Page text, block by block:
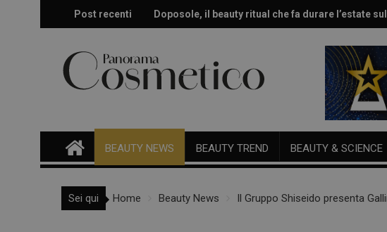
Post recenti Doposole, il beauty ritual che fa durare l’estate
Effetto glow immediato e modulabile per viso e
BEAUTY NEWS BEAUTY TREND BEAUTY & SCIENCE
Sei qui Home Beauty News Il Gruppo Shiseido presenta